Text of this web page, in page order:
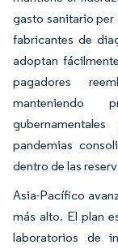
gasto sanitario per
fabricantes de
adoptan
pagadores
manteniendo
pandemias
dentro de las
Asia-Pacífico
más alto. El plan
laboratorios de